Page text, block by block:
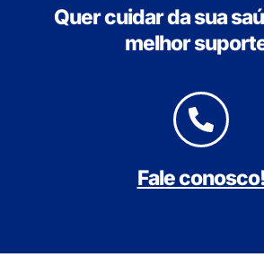
Quer cuidar da sua
melhor
Fale